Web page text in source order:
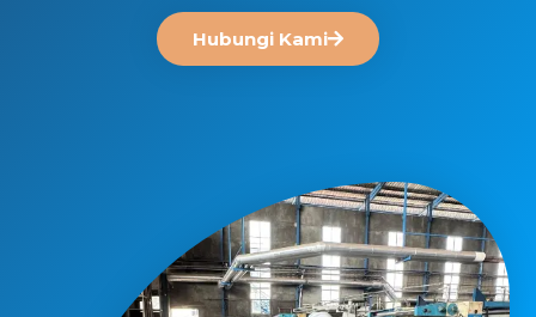
Hubungi Kami